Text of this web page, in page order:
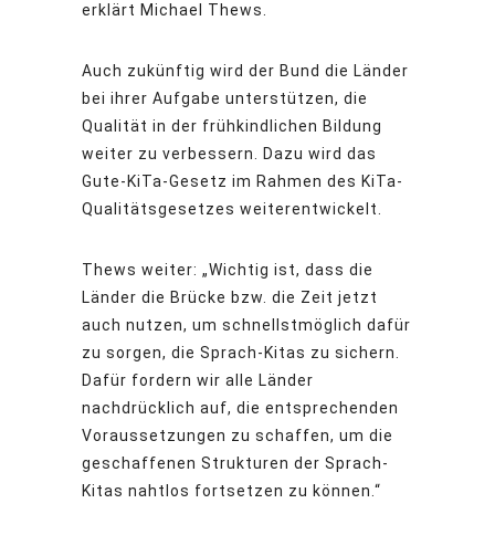
erklärt Michael Thews.
Auch zukünftig wird der Bund die Länder
bei ihrer Aufgabe unterstützen, die
Qualität in der frühkindlichen Bildung
weiter zu verbessern. Dazu wird das
Gute-KiTa-Gesetz im Rahmen des KiTa-
Qualitätsgesetzes weiterentwickelt.
Thews weiter: „Wichtig ist, dass die
Länder die Brücke bzw. die Zeit jetzt
auch nutzen, um schnellstmöglich dafür
zu sorgen, die Sprach-Kitas zu sichern.
Dafür fordern wir alle Länder
nachdrücklich auf, die entsprechenden
Voraussetzungen zu schaffen, um die
geschaffenen Strukturen der Sprach-
Kitas nahtlos fortsetzen zu können.“